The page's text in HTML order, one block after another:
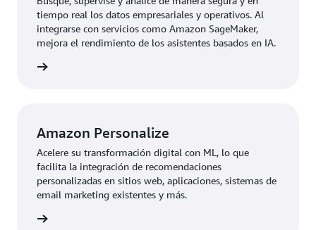
tiempo real los datos empresariales y operativos. Al
integrarse con servicios como Amazon SageMaker,
mejora el rendimiento de los asistentes basados en IA.
Amazon Personalize
Acelere su transformación digital con ML, lo que
facilita la integración de recomendaciones
personalizadas en sitios web, aplicaciones, sistemas de
email marketing existentes y más.